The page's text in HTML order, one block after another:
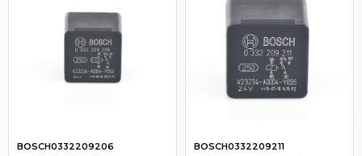
BOSCH0332209206 BOSCH0332209211